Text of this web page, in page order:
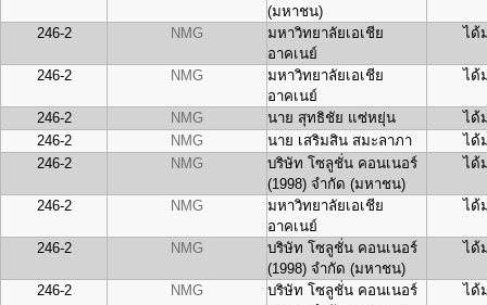
(มหาชน)
246-2 NMG
มหาวิทยาลัยเอเชีย
อาคเนย์
ได้
246-2 NMG
มหาวิทยาลัยเอเชีย
อาคเนย์
ได้
246-2 NMG นาย สุทธิชัย แซ่หยุ่น
ได้
246-2
NMG นาย เสริมสิน สมะลาภา
ได้
246-2
NMG
บริษัท โซลูชั่น คอนเนอร์
(1998) จำกัด (มหาชน)
ได้
246-2 NMG
มหาวิทยาลัยเอเชีย
อาคเนย์
ได้
246-2 NMG
บริษัท โซลูชั่น คอนเนอร์
(1998) จำกัด (มหาชน)
ได้
246-2 NMG
บริษัท โซลูชั่น คอนเนอร์
ได้